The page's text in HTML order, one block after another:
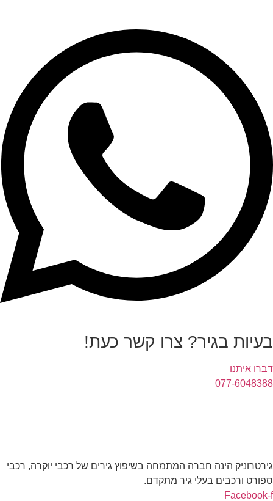
בעיות בגיר? צרו קשר כעת!
דברו איתנו
077-6048388
גירטרוניק הינה חברה המתמחה בשיפוץ גירים של רכבי יוקרה, רכבי
ספורט ורכבים בעלי גיר מתקדם.
Facebook-f